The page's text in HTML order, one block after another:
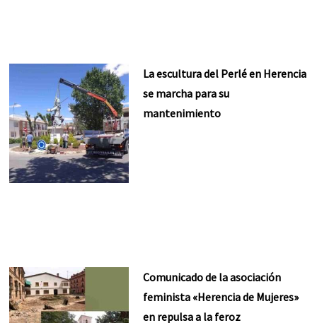
La escultura del Perlé en Herencia
se marcha para su
mantenimiento
Comunicado de la asociación
feminista «Herencia de Mujeres»
en repulsa a la feroz